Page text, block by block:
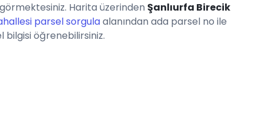
Harita üzerinden Şanlıurfa Birecik
parsel sorgulaalanından ada parsel no ile
öğrenebilirsiniz.